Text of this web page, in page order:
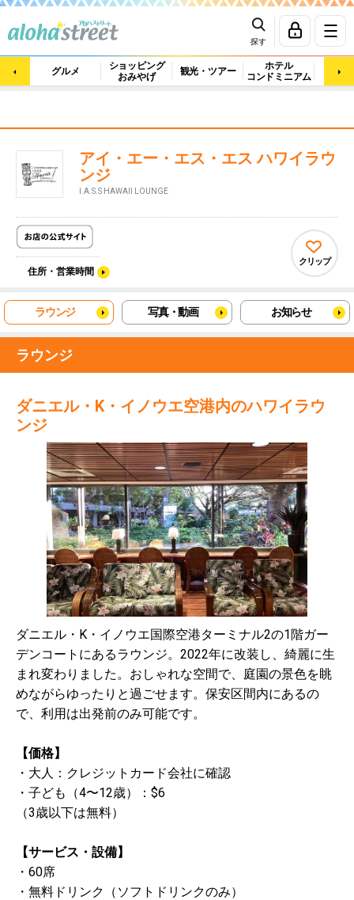
探す
グルメ
ショッピング
おみやげ
観光・ツアー
ホテル
コンドミニアム
マッ
アイ・エー・エス・エス ハワイラウ
ンジ
I.A.S.S HAWAII LOUNGE
住所・営業時間
クリップ
ラウンジ 写真・動画 お知らせ
ラウンジ
ダニエル・K・イノウエ空港内のハワイラウ
ンジ
ダニエル・K・イノウエ国際空港ターミナル2の1階ガー
デンコートにあるラウンジ。2022年に改装し、綺麗に生
まれ変わりました。おしゃれな空間で、庭園の景色を眺
めながらゆったりと過ごせます。保安区間内にあるの
で、利用は出発前のみ可能です。
【価格】
・大人：クレジットカード会社に確認
・子ども（4〜12歳）：$6
（3歳以下は無料）
【サービス・設備】
・60席
・無料ドリンク（ソフトドリンクのみ）